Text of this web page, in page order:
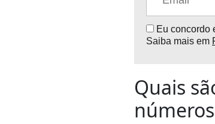
Eu concordo
Saiba mais em
Quais